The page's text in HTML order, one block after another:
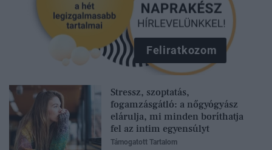
Feliratkozom
Stressz, szoptatás,
fogamzásgátló: a nőgyógyász
elárulja, mi minden boríthatja
fel az intim egyensúlyt
Támogatott Tartalom